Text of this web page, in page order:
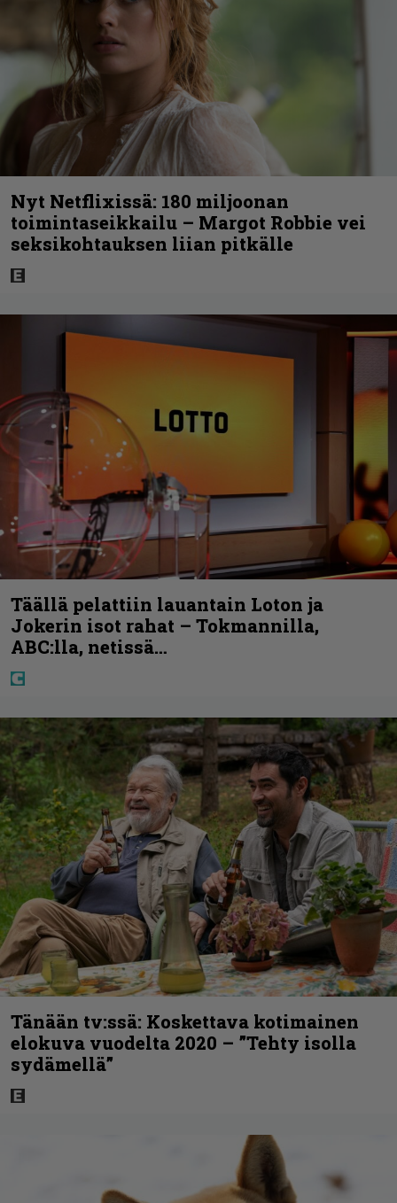
Nyt Netflixissä: 180 miljoonan
toimintaseikkailu – Margot Robbie vei
seksikohtauksen liian pitkälle
Täällä pelattiin lauantain Loton ja
Jokerin isot rahat – Tokmannilla,
ABC:lla, netissä…
Tänään tv:ssä: Koskettava kotimainen
elokuva vuodelta 2020 – ”Tehty isolla
sydämellä”